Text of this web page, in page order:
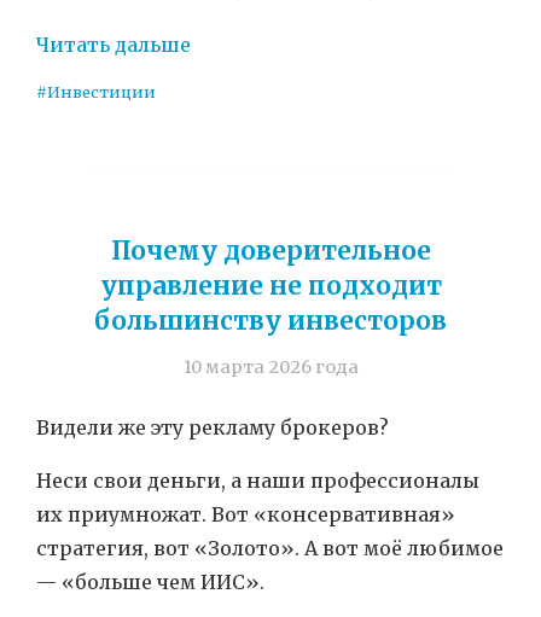
Читать дальше
#Инвестиции
Почему доверительное
управление не подходит
большинству инвесторов
10 марта 2026 года
Видели же эту рекламу брокеров?
Неси свои деньги, а наши профессионалы
их приумножат. Вот «консервативная»
стратегия, вот «Золото». А вот моё любимое
— «больше чем ИИС».